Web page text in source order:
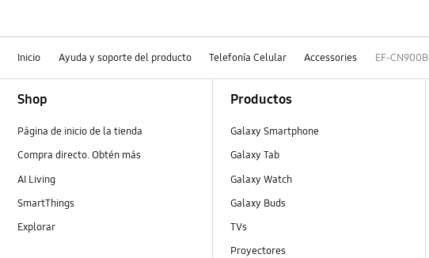
Inicio Ayuda y soporte del producto Telefonía Celular Accessories EF-CN900B
Shop
Página de inicio de la tienda
Compra directo. Obtén más
AI Living
SmartThings
Explorar
Productos
Galaxy Smartphone
Galaxy Tab
Galaxy Watch
Galaxy Buds
TVs
Proyectores